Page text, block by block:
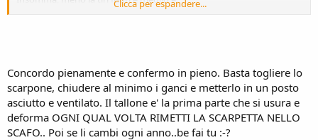
Altrimenti dagli un'asciugata con il phon con una temperatura
bassa, lo stretto necessario per togliere l'umidità.
Per poi riporli, vanno benissimo le altre indicazioni di Drey.
Clicca per espandere...
Concordo pienamente e confermo in pieno. Basta togliere lo
scarpone, chiudere al minimo i ganci e metterlo in un posto
asciutto e ventilato. Il tallone e' la prima parte che si usura e
deforma OGNI QUAL VOLTA RIMETTI LA SCARPETTA NELLO
SCAFO.. Poi se li cambi ogni anno..be fai tu :-?